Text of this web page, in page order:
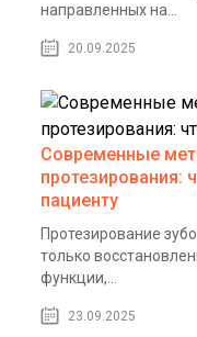
направленных на...
20.09.2025
Современные
протезирования:
пациенту
Протезирование
только
функции,...
23.09.2025